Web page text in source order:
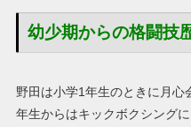
幼少期からの格闘技
野田は小学1年生のときに月心
年生からはキックボクシング